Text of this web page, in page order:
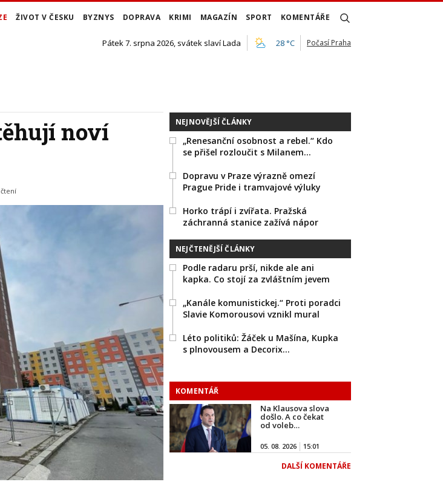
ŽIVOT V ČESKU BYZNYS DOPRAVA KRIMI MAGAZÍN SPORT KOMENTÁŘE
Pátek 7. srpna 2026, svátek slaví Lada 28 °C Počasí Praha
noví
NEJNOVĚJŠÍ ČLÁNKY
„Renesanční osobnost a rebel.“ Kdo
se přišel rozloučit s Milanem…
Dopravu v Praze výrazně omezí
Prague Pride i tramvajové výluky
Horko trápí i zvířata. Pražská
záchranná stanice zažívá nápor
NEJČTENĚJŠÍ ČLÁNKY
Podle radaru prší, nikde ale ani
kapka. Co stojí za zvláštním jevem
„Kanále komunistickej.“ Proti poradci
Slavie Komorousovi vznikl mural
Léto politiků: Žáček u Mašína, Kupka
s plnovousem a Decorix…
KOMENTÁŘ
Na Klausova slova
došlo. A co čekat
od voleb…
05. 08. 2026 15:01
DALŠÍ KOMENTÁŘE